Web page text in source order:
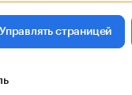
Управлять страницей